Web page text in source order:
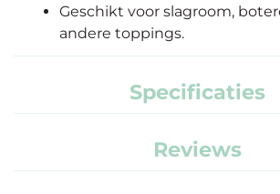
Geschikt voor slagroom,
andere toppings.
Specificaties
Reviews